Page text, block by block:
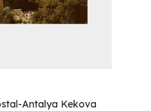
Antalya Kekova